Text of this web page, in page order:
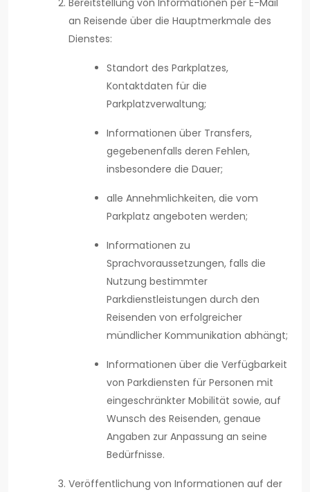
Bereitstellung von Informationen per E-Mail
an Reisende über die Hauptmerkmale des
Dienstes:
Standort des Parkplatzes,
Kontaktdaten für die
Parkplatzverwaltung;
Informationen über Transfers,
gegebenenfalls deren Fehlen,
insbesondere die Dauer;
alle Annehmlichkeiten, die vom
Parkplatz angeboten werden;
Informationen zu
Sprachvoraussetzungen, falls die
Nutzung bestimmter
Parkdienstleistungen durch den
Reisenden von erfolgreicher
mündlicher Kommunikation abhängt;
Informationen über die Verfügbarkeit
von Parkdiensten für Personen mit
eingeschränkter Mobilität sowie, auf
Wunsch des Reisenden, genaue
Angaben zur Anpassung an seine
Bedürfnisse.
Veröffentlichung von Informationen auf der